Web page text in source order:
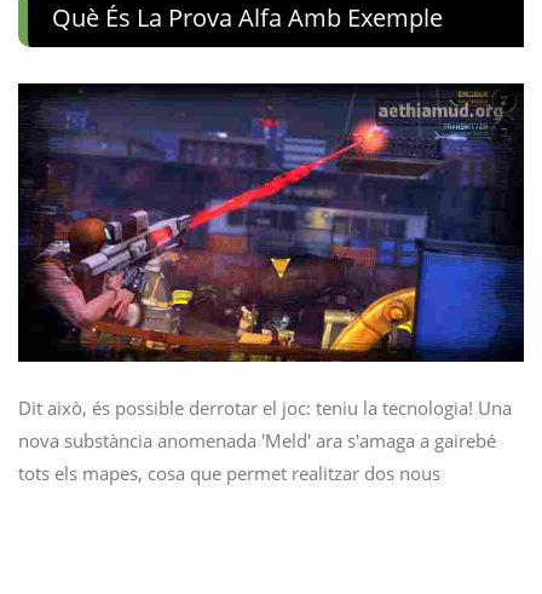
Què És La Prova Alfa Amb Exemple
Dit això, és possible derrotar el joc: teniu la tecnologia! Una
nova substància anomenada 'Meld' ara s'amaga a gairebé
tots els mapes, cosa que permet realitzar dos nous